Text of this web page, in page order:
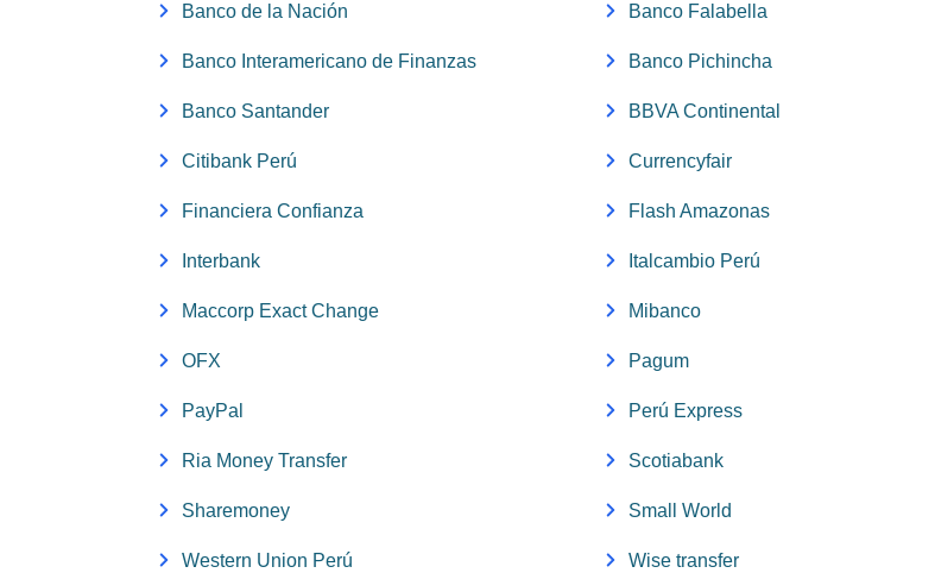
Banco de la Nación Banco Falabella
Banco Interamericano de Finanzas Banco Pichincha
Banco Santander BBVA Continental
Citibank Perú Currencyfair
Financiera Confianza Flash Amazonas
Interbank Italcambio Perú
Maccorp Exact Change Mibanco
OFX Pagum
PayPal Perú Express
Ria Money Transfer Scotiabank
Sharemoney Small World
Western Union Perú Wise transfer